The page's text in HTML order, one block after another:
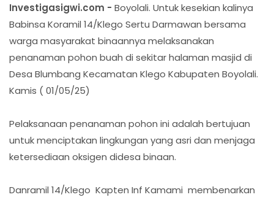
Investigasigwi.com - Boyolali. Untuk kesekian kalinya
Babinsa Koramil 14/Klego Sertu Darmawan bersama
warga masyarakat binaannya melaksanakan
penanaman pohon buah di sekitar halaman masjid di
Desa Blumbang Kecamatan Klego Kabupaten Boyolali.
Kamis ( 01/05/25)
Pelaksanaan penanaman pohon ini adalah bertujuan
untuk menciptakan lingkungan yang asri dan menjaga
ketersediaan oksigen didesa binaan.
Danramil 14/Klego Kapten Inf Kamami membenarkan